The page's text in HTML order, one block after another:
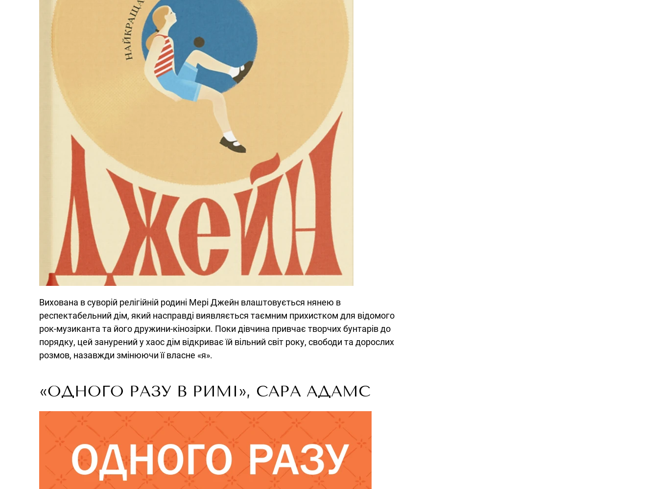
Вихована в суворій релігійній родині Мері Джейн влаштовується нянею в
респектабельний дім, який насправді виявляється таємним прихистком для відомого
рок-музиканта та його дружини-кінозірки. Поки дівчина привчає творчих бунтарів до
порядку, цей занурений у хаос дім відкриває їй вільний світ року, свободи та дорослих
розмов, назавжди змінюючи її власне «я».
«ОДНОГО РАЗУ В РИМІ», САРА АДАМС